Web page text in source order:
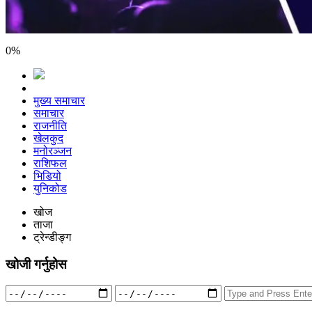
0%
मुख्य समाचार
समाचार
राजनीति
खेलकुद
मनोरञ्जन
राशिफल
भिडियो
युनिकोड
खोज
ताजा
ट्रेन्डीङ्ग
खोजी गर्नुहोस
Search
for: